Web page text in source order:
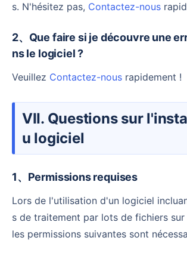
s. N'hésitez pas, Contactez-nous
2、Que faire si je découvre une erreur (Bug) da
ns le logiciel ?
Veuillez Contactez-nous rapidement !
VII. Questions sur l'installation d
u logiciel
1、Permissions requises
Lors de l'utilisation d'un logiciel incluant des fonction
s de traitement par lots de fichiers
les permissions suivantes sont